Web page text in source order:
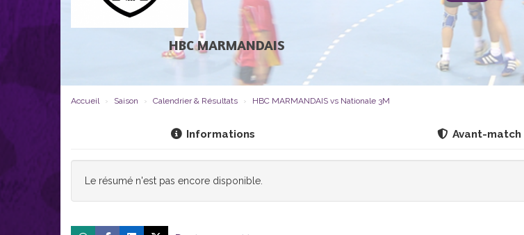
HBC MARMANDAIS
Accueil Saison Calendrier & Résultats HBC MARMANDAIS vs Nationale 3M
Informations Avant-match
Le résumé n'est pas encore disponible.